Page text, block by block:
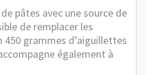
pâtes avec une source de
de remplacer les
450 grammes d’aiguillettes
également à